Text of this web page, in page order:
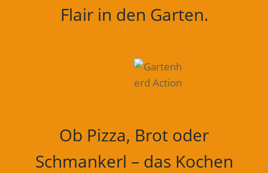
Flair in den Garten.
Ob Pizza, Brot oder
Schmankerl – das Kochen